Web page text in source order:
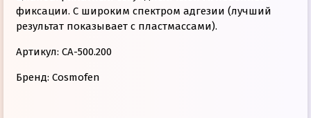
фиксации. С широким спектром адгезии (лучший
результат показывает с пластмассами).
Артикул: CA-500.200
Бренд: Cosmofen